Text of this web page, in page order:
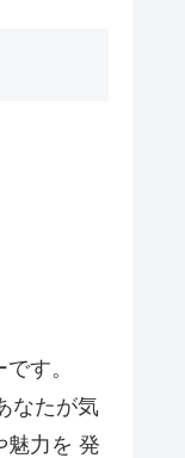
す。
なたが気
魅力を 発